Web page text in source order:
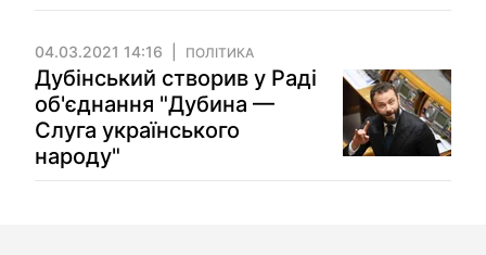
04.03.2021 14:16 ПОЛІТИКА
Дубінський створив у Раді
об'єднання "Дубина —
Слуга українського
народу"